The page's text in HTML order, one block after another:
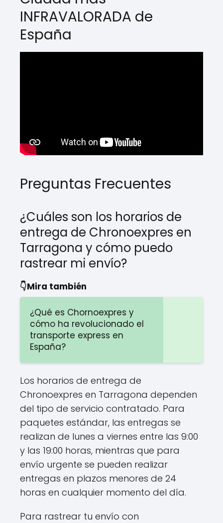
INFRAVALORADA de
España
Preguntas Frecuentes
¿Cuáles son los horarios de
entrega de Chronoexpres en
Tarragona y cómo puedo
rastrear mi envío?
👇Mira también
¿Qué es Chornoexpres y
cómo ha revolucionado el
transporte express en
España?
Los horarios de entrega de
Chronoexpres en Tarragona dependen
del tipo de servicio contratado. Para
paquetes estándar, las entregas se
realizan de lunes a viernes entre las 9:00
y las 19:00 horas, mientras que para
envío urgente se pueden realizar
entregas en plazos menores de 24
horas en cualquier momento del día.
Para rastrear tu envío con